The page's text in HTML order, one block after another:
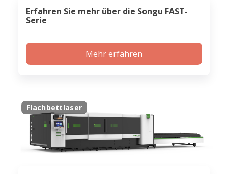
Erfahren Sie mehr über die Songu FAST-
Serie
Mehr erfahren
Flachbettlaser